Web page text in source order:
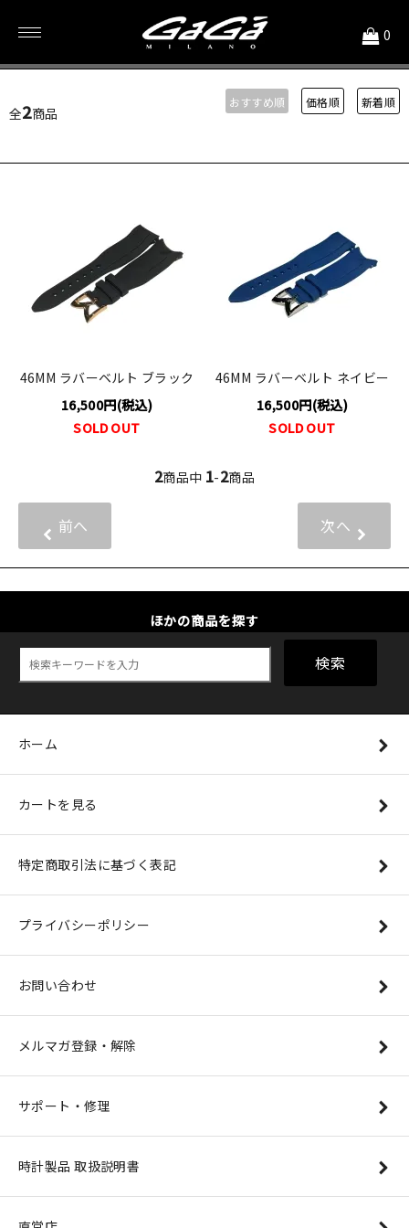
0
シリコンラバー
全2商品
おすすめ順 価格順 新着順
46MM ラバーベルト ブラック
16,500円(税込)
SOLD OUT
46MM ラバーベルト ネイビー
16,500円(税込)
SOLD OUT
2商品中 1-2商品
前へ 次へ
ほかの商品を探す
検索
ホーム
カートを見る
特定商取引法に基づく表記
プライバシーポリシー
お問い合わせ
メルマガ登録・解除
サポート・修理
時計製品 取扱説明書